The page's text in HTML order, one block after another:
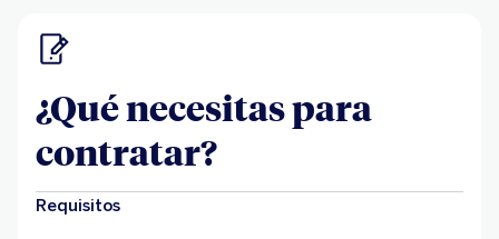
¿Qué necesitas para
contratar?
Requisitos